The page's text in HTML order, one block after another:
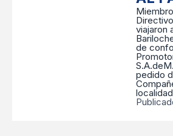
viajaron
de
pedido